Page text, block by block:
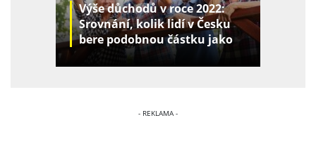
Výše důchodů v roce 2022:
Srovnání, kolik lidí v Česku
bere podobnou částku jako